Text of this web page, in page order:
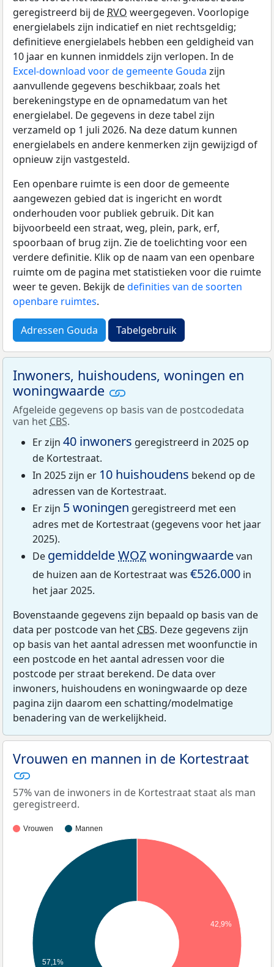
geregistreerd bij de RVO weergegeven. Voorlopige
energielabels zijn indicatief en niet rechtsgeldig;
definitieve energielabels hebben een geldigheid van
10 jaar en kunnen inmiddels zijn verlopen. In de
Excel-download voor de gemeente Gouda zijn
aanvullende gegevens beschikbaar, zoals het
berekeningstype en de opnamedatum van het
energielabel. De gegevens in deze tabel zijn
verzameld op 1 juli 2026. Na deze datum kunnen
energielabels en andere kenmerken zijn gewijzigd of
opnieuw zijn vastgesteld.
Een openbare ruimte is een door de gemeente
aangewezen gebied dat is ingericht en wordt
onderhouden voor publiek gebruik. Dit kan
bijvoorbeeld een straat, weg, plein, park, erf,
spoorbaan of brug zijn. Zie de toelichting voor een
verdere definitie. Klik op de naam van een openbare
ruimte om de pagina met statistieken voor die ruimte
weer te geven. Bekijk dedefinities van de soorten
openbare ruimtes.
Adressen Gouda Tabelgebruik
Inwoners, huishoudens, woningen en
woningwaarde
Afgeleide gegevens op basis van de postcodedata
van het CBS.
Er zijn 40 inwoners geregistreerd in 2025 op
de Kortestraat.
In 2025 zijn er 10 huishoudens bekend op de
adressen van de Kortestraat.
Er zijn 5 woningen geregistreerd met een
adres met de Kortestraat (gegevens voor het jaar
2025).
De gemiddeldeWOZwoningwaardevan
de huizen aan de Kortestraat was €526.000 in
het jaar 2025.
Bovenstaande gegevens zijn bepaald op basis van de
data per postcode van het CBS. Deze gegevens zijn
op basis van het aantal adressen met woonfunctie in
een postcode en het aantal adressen voor die
postcode per straat berekend. De data over
inwoners, huishoudens en woningwaarde op deze
pagina zijn daarom een schatting/modelmatige
benadering van de werkelijkheid.
Vrouwen en mannen in de Kortestraat
57% van de inwoners in de Kortestraat staat als man
geregistreerd.
Vrouwen Mannen
42,9%
57,1%